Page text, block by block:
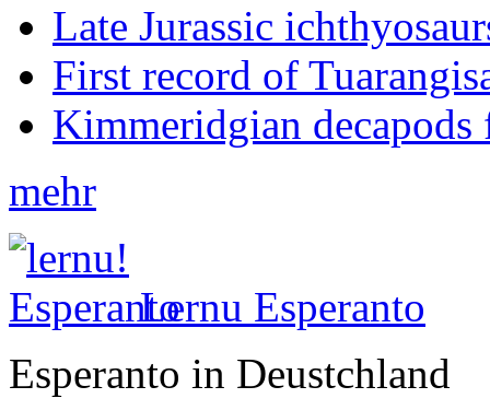
Late Jurassic
First record of
Kimmeridgian
mehr
Lernu Esperanto
Esperanto in Deustchland